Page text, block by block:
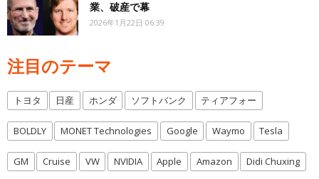
業、破産で幕
2026年1月22日 06:39
注目のテーマ
トヨタ 日産 ホンダ ソフトバンク ティアフォー
BOLDLY MONET Technologies Google Waymo Tesla
GM Cruise VW NVIDIA Apple Amazon Didi Chuxing